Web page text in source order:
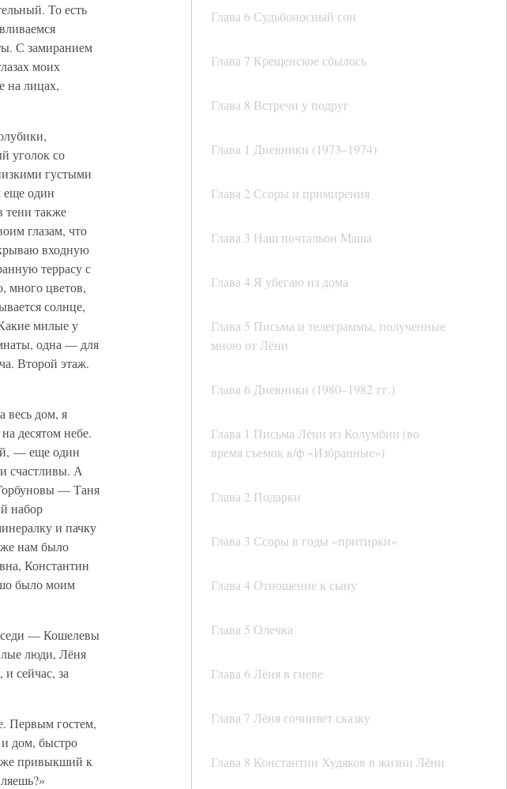
Глава 6 Судьбоносный сон
Глава 7 Крещенское сбылось
Глава 8 Встречи у подруг
Глава 1 Дневники (1973–1974)
Глава 2 Ссоры и примирения
Глава 3 Наш почтальон Маша
Глава 4 Я убегаю из дома
Глава 5 Письма и телеграммы, полученные
мною от Лёни
Глава 6 Дневники (1980–1982 гг.)
Глава 1 Письма Лёни из Колумбии (во
время съемок к/ф «Избранные»)
Глава 2 Подарки
Глава 3 Ссоры в годы «притирки»
Глава 4 Отношение к сыну
Глава 5 Олечка
Глава 6 Лёня в гневе
Глава 7 Лёня сочиняет сказку
Глава 8 Константин Худяков в жизни Лёни
То есть
С замиранием
моих
на лицах,
уголок со
густыми
еще один
тени также
глазам, что
входную
террасу с
много цветов,
солнце,
милые у
одна — для
Второй этаж.
весь дом, я
десятом небе.
— еще один
счастливы. А
— Таня
набор
и пачку
нам было
Константин
было моим
— Кошелевы
люди, Лёня
сейчас, за
Первым гостем,
дом, быстро
привыкший к